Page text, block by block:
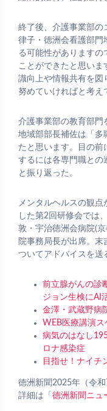
終了後、介護事業部の
律子・徳洲会看護部門
る可能性があります
ことができたと思いま
識向上や情報共有を図
努めていければと考え
介護事業部の教育部門
地域部部長補佐は「多
たと思います。目の前
するには各専門職との
と振り返った。
メンタルヘルスの観
した第2回研修会では
敦・宇治徳洲会病院(
院事務局長が出席。
ついてアドバイスを送
前立腺がんの診
ジョン生検にAI
金澤・武蔵野病
WEB医療講演ス
病気のはなし
ロナ感染症
目指せ！ナイ
徳洲新聞2025年（令
詳細は「 徳洲新聞ニュ